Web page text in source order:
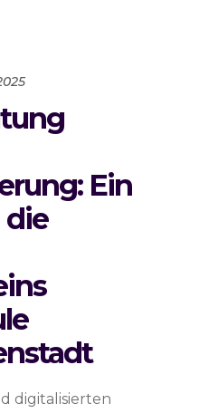
Ein
die
digitalisierten